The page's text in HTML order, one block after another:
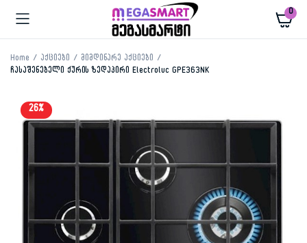
0
Home აქციები
მიმდინარე აქციები
ჩასაშენებელი ქურის ზედაპირი Electroluc GPE363NK
26%